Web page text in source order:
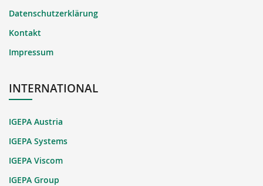
Datenschutzerklärung
Kontakt
Impressum
INTERNATIONAL
IGEPA Austria
IGEPA Systems
IGEPA Viscom
IGEPA Group